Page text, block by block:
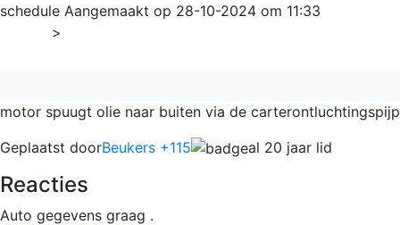
schedule Aangemaakt op 28-10-2024 om 11:33
>
motor spuugt olie naar buiten via de carterontluchtingspijp
Geplaatst doorBeukers +115 al 20 jaar lid
Reacties
Auto gegevens graag .